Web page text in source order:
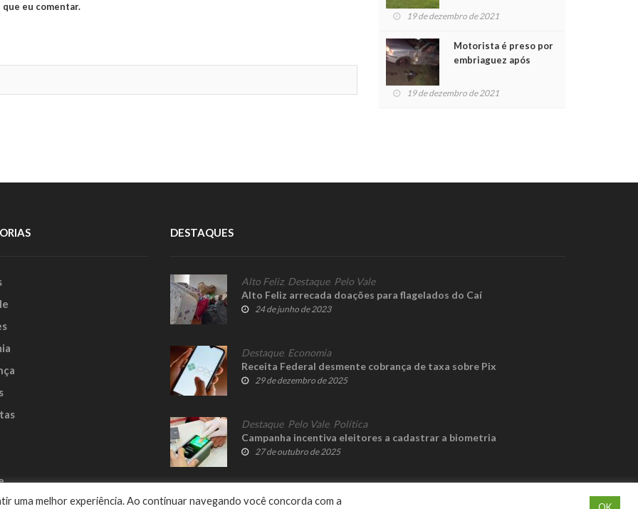
que eu comentar.
crianças no Natal
19 de dezembro de 2021
Motorista é preso por
embriaguez após
feridos
19 de dezembro de 2021
DESTAQUES
Alto Feliz, Destaque, Pelo Vale
Alto Feliz arrecada doações para flagelados do Caí
24 de junho de 2023
Destaque, Economia
Receita Federal desmente cobrança de taxa sobre Pix
29 de dezembro de 2025
Destaque, Pelo Vale, Política
Campanha incentiva eleitores a cadastrar a biometria
27 de outubro de 2025
uma melhor experiência. Ao continuar navegando você concorda com a